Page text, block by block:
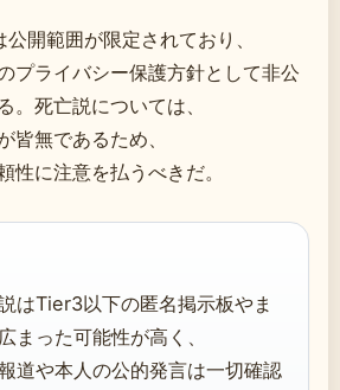
開範囲が限定されており、
プライバシー保護方針として非公
。死亡説については、
皆無であるため、
性に注意を払うべきだ。
はTier3以下の匿名掲示板やま
まった可能性が高く、
道や本人の公的発言は一切確認